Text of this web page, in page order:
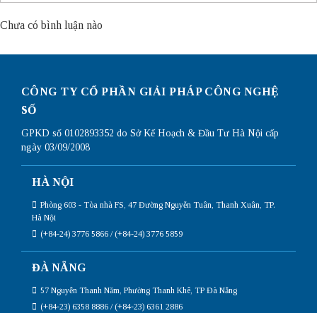
Chưa có bình luận nào
CÔNG TY CỔ PHẦN GIẢI PHÁP CÔNG NGHỆ
SỐ
GPKD số 0102893352 do Sở Kế Hoạch & Đầu Tư Hà Nội cấp
ngày 03/09/2008
HÀ NỘI
Phòng 603 - Tòa nhà FS, 47 Đường Nguyễn Tuân, Thanh Xuân, TP.
Hà Nội
(+84-24) 3776 5866 / (+84-24) 3776 5859
ĐÀ NẴNG
57 Nguyễn Thanh Năm, Phường Thanh Khê, TP Đà Nẵng
(+84-23) 6358 8886 / (+84-23) 6361 2886